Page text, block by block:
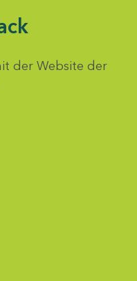
der Website der
auswählen